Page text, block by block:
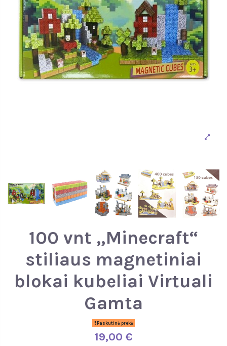
100 vnt „Minecraft“
stiliaus magnetiniai
blokai kubeliai Virtuali
Gamta
Paskutinė prekė
19,00 €